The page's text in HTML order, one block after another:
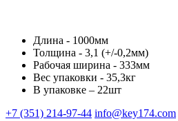
Длина - 1000мм
Толщина - 3,1 (+/-0,2мм)
Рабочая ширина - 333мм
Вес упаковки - 35,3кг
В упаковке – 22шт
+7 (351) 214-97-44 info@key174.com